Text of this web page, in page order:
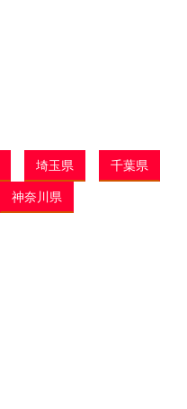
埼玉県
千葉県
神奈川県